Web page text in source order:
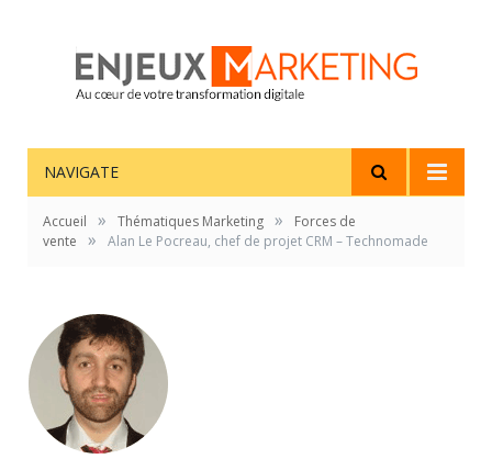
NAVIGATE
Accueil » Thématiques Marketing »
Forces de
vente
» Alan Le Pocreau, chef de projet CRM – Technomade